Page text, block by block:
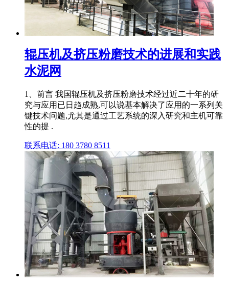
辊压机及挤压粉磨技术的进展和实践
水泥网
1、前言 我国辊压机及挤压粉磨技术经过近二十年的研
究与应用已日趋成熟,可以说基本解决了应用的一系列关
键技术问题,尤其是通过工艺系统的深入研究和主机可靠
性的提 .
联系电话: 180 3780 8511